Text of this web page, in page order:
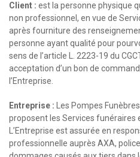
Client : est la personne physique
non professionnel, en vue de
après fourniture des
personne ayant qualité pour
sens de l’article L. 2223-19 du
acceptation d’un bon de
l’Entreprise.
Entreprise : Les Pompes
proposent les Services funéraires
L’Entreprise est assurée en
professionnelle auprès AXA,